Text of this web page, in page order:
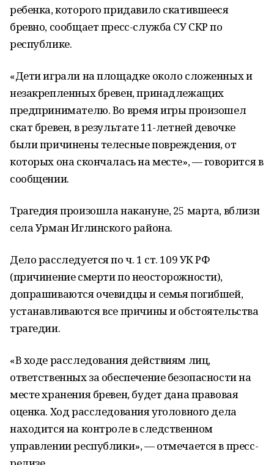
ребенка, которого придавило скатившееся
бревно, сообщает пресс-служба СУ СКР по
республике.
«Дети играли на площадке около сложенных и
незакрепленных бревен, принадлежащих
предпринимателю. Во время игры произошел
скат бревен, в результате 11-летней девочке
были причинены телесные повреждения, от
которых она скончалась на месте», — говорится в
сообщении.
Трагедия произошла накануне, 25 марта, вблизи
села Урман Иглинского района.
Дело расследуется по ч. 1 ст. 109 УК РФ
(причинение смерти по неосторожности),
допрашиваются очевидцы и семья погибшей,
устанавливаются все причины и обстоятельства
трагедии.
«В ходе расследования действиям лиц,
ответственных за обеспечение безопасности на
месте хранения бревен, будет дана правовая
оценка. Ход расследования уголовного дела
находится на контроле в следственном
управлении республики», — отмечается в пресс-